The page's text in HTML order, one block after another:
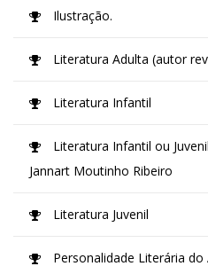
Ilustração.
Literatura Adulta (autor
Literatura Infantil
Literatura Infantil ou
Jannart Moutinho Ribeiro
Literatura Juvenil
Personalidade Literária do